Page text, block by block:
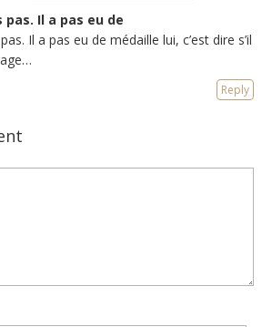
pas. Il a pas eu de
Il a pas eu de médaille lui, c’est dire s’il
Reply